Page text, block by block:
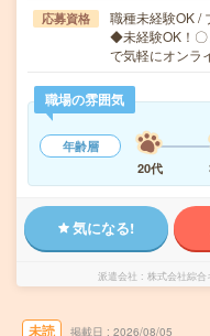
応募資格
職種未経験OK /
◆未経験OK！〇
で気軽にオン
職場の雰囲気
年齢層
20代
気になる!
派遣会社 株式会社綜
未読 掲載日 2026/08/05